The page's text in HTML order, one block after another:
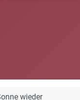
wieder